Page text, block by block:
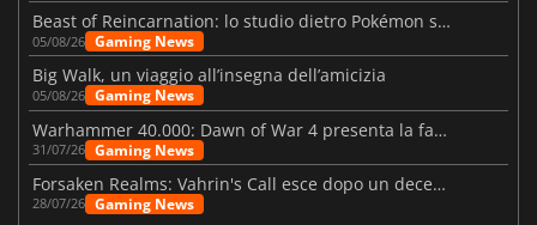
Beast of Reincarnation: lo studio dietro Pokémon su una nuova strada
05/08/26 Gaming News
Big Walk, un viaggio all’insegna dell’amicizia
05/08/26 Gaming News
Warhammer 40.000: Dawn of War 4 presenta la fazione dei Necron
31/07/26 Gaming News
Forsaken Realms: Vahrin's Call esce dopo un decennio di sviluppo
28/07/26 Gaming News